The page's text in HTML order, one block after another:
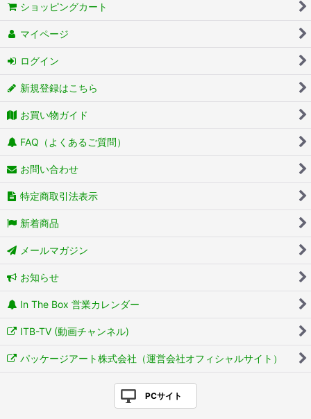
ショッピングカート
マイページ
ログイン
新規登録はこちら
お買い物ガイド
FAQ（よくあるご質問）
お問い合わせ
特定商取引法表示
新着商品
メールマガジン
お知らせ
In The Box 営業カレンダー
ITB-TV (動画チャンネル)
パッケージアート株式会社（運営会社オフィシャルサイト）
PCサイト